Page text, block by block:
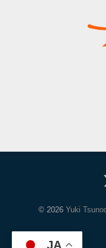
© 2026 Yuki
JA